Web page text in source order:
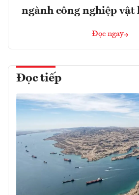
ngành công nghiệp vật
Đọc ngay
Đọc tiếp